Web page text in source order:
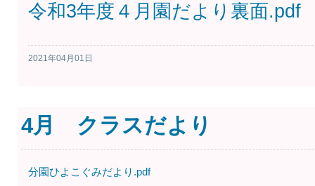
令和3年度４月園だより裏面.pdf
2021年04月01日
4月 クラスだより
分園ひよこぐみだより.pdf